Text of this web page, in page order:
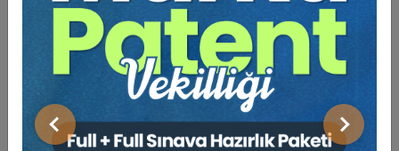
Önceki Sonraki
Sosyal Medya